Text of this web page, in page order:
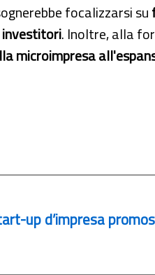
focalizzarsi su
investitori. Inoltre, alla
microimpresa
up d’impresa